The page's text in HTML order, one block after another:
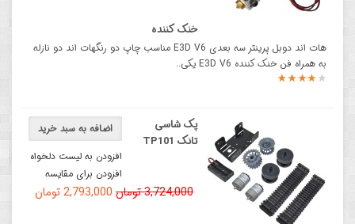
خنک کننده
هات اند دوبل پرینتر سه بعدی E3D V6 مناسب چاپ دو رنگهات اند دو نازله
به همراه فن خنک کننده E3D V6 یکی..
اضافه به سبد خرید
افزودن به لیست دلخواه
افزودن برای مقایسه
3,724,000 تومان 2,793,000 تومان
پک شاسی
تانک TP101